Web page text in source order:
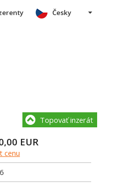
Česky
Topovať inzerát
EUR
cenu